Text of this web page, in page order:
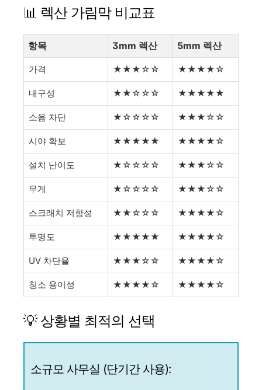
📊 렉산 가림막 비교표
항목 3mm 렉산 5mm 렉산
가격 ★★★☆☆ ★★★★☆
내구성 ★★☆☆☆ ★★★★★
소음 차단 ★☆☆☆☆ ★★★☆☆
시야 확보 ★★★★★ ★★★★☆
설치 난이도 ★☆☆☆☆ ★★★☆☆
무게 ★☆☆☆☆ ★★★☆☆
스크래치 저항성 ★★☆☆☆ ★★★★☆
투명도 ★★★★★ ★★★★☆
UV 차단율 ★★★☆☆ ★★★★☆
청소 용이성 ★★★★☆ ★★★★☆
💡 상황별 최적의 선택
소규모 사무실 (단기간 사용):